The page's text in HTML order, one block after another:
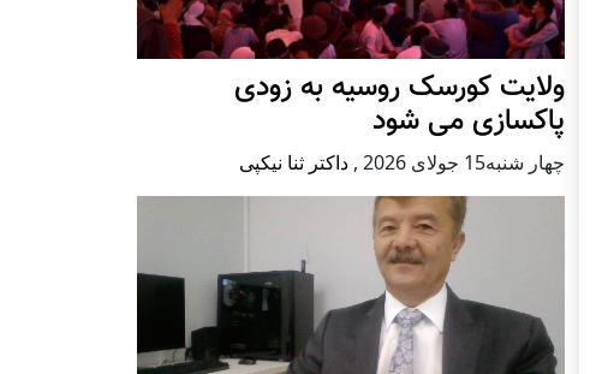
ولایت کورسک روسیه به زودی
پاکسازی می شود
چهار شنبه15 جولای 2026 , داکتر ثنا نیکپی